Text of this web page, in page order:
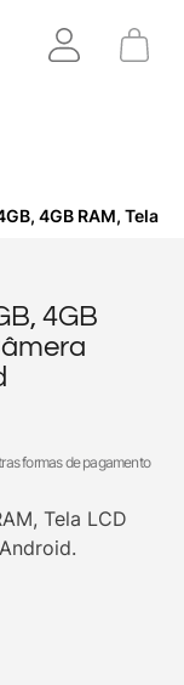
4GB RAM, Tela
4GB
formas de pagamento
Tela LCD
até 10x